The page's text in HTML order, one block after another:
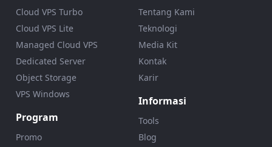
Cloud VPS Turbo
Cloud VPS Lite
Managed Cloud VPS
Dedicated Server
Object Storage
VPS Windows
Program
Promo
Tentang Kami
Teknologi
Media Kit
Kontak
Karir
Informasi
Tools
Blog